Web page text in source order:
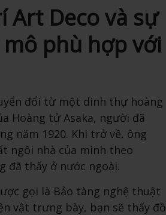
Art Deco và sự
phù hợp với
đổi từ một dinh thự hoàng
Hoàng tử Asaka, người đã
năm 1920. Khi trở về, ông
ngôi nhà của mình theo
đã thấy ở nước ngoài.
gọi là Bảo tàng nghệ thuật
vật trưng bày, bạn sẽ thấy đồ